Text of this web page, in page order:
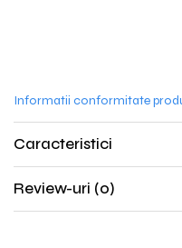
Informatii conformitate
Caracteristici
Review-uri (0)